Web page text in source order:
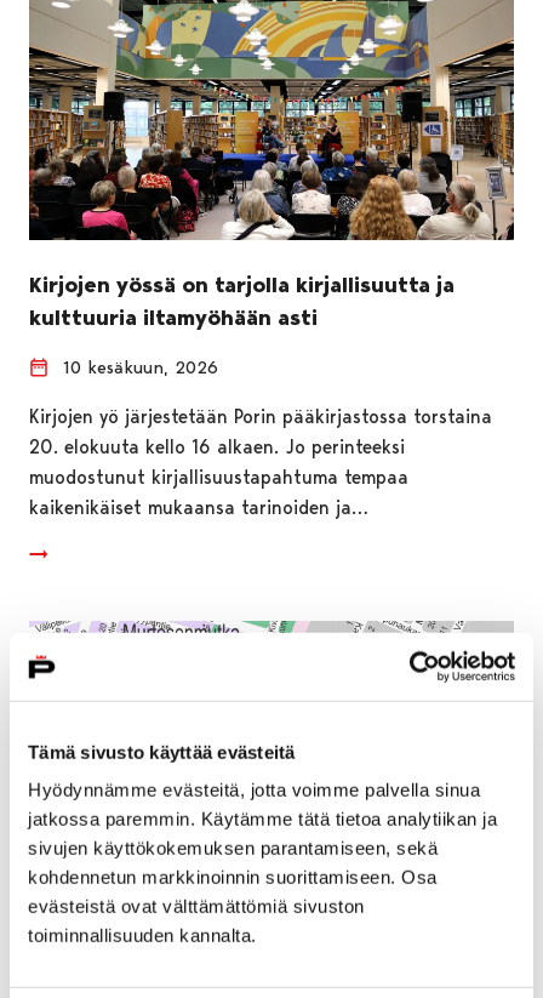
Tämä sivusto käyttää evästeitä
Hyödynnämme evästeitä, jotta voimme palvella sinua
jatkossa paremmin. Käytämme tätä tietoa analytiikan ja
sivujen käyttökokemuksen parantamiseen, sekä
kohdennetun markkinoinnin suorittamiseen. Osa
evästeistä ovat välttämättömiä sivuston
toiminnallisuuden kannalta.
Kirjojen yössä on tarjolla kirjallisuutta ja
kulttuuria iltamyöhään asti
10 kesäkuun, 2026
Kirjojen yö järjestetään Porin pääkirjastossa torstaina
20. elokuuta kello 16 alkaen. Jo perinteeksi
muodostunut kirjallisuustapahtuma tempaa
kaikenikäiset mukaansa tarinoiden ja…
alueen liikenteeseen kesäkuussa